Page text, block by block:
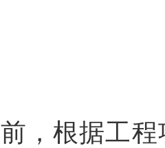
前，根据工